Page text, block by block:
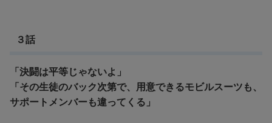
３話
「決闘は平等じゃないよ」
「その生徒のバック次第で、用意できるモビルスーツも、
サポートメンバーも違ってくる」